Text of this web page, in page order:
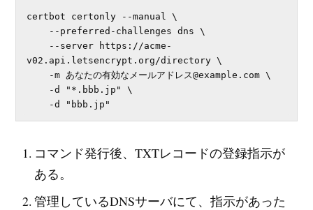
certbot certonly --manual \
v02.api.letsencrypt.org/directory \
    -d "bbb.jp"
コマンド発行後、TXTレコードの登録指示が
ある。
管理しているDNSサーバにて、指示があった